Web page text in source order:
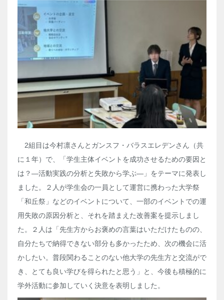
2組目は今村凛さんとガンスフ・バラスエレデンさん（共
に１年）で、「学生主体イベントを成功させるための要因と
は？―活動実践の分析と失敗から学ぶ― 」をテーマに発表し
ました。２人が学生会の一員として運営に携わった大学祭
「和丘祭」などのイベントについて、一部のイベントでの運
用失敗の原因分析と、それを踏まえた改善案を提示しまし
た。２人は「先生方からお褒めの言葉はいただけたものの、
自分たちで納得できない部分も多かったため、次の機会に活
かしたい。普段関わることのない他大学の先生方と交流がで
き、とても良い学びを得られたと思う」と、今後も積極的に
学外活動に参加していく決意を表明しました。